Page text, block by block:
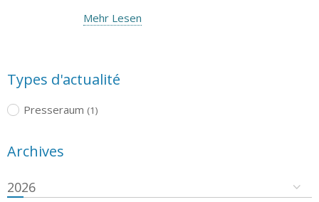
Mehr Lesen
Types d'actualité
Presseraum (1)
Archives
2026